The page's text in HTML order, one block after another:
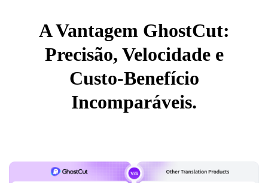
A Vantagem GhostCut:
Precisão, Velocidade e
Custo-Benefício
Incomparáveis.